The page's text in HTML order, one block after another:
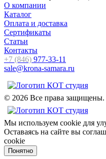
О компании
Каталог
Оплата и доставка
Сертификаты
Статьи
Контакты
+7 (846) 977-33-11
sale@krona-samara.ru
© 2026 Все права защищены.
Мы используем cookie для
Оставаясь на сайте вы
cookie
Понятно